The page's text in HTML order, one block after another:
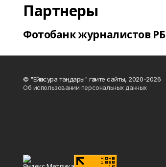
Партнеры
Фотобанк журналистов РБ
© "Ейәнсура таңдары" гәзите сайты, 2020-2026
Об использовании персональных данных